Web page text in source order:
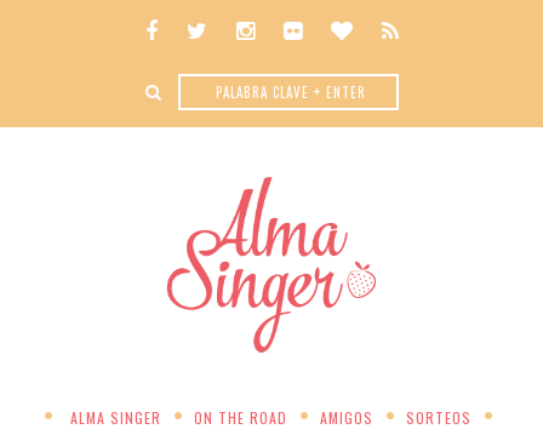
ALMA SINGER ON THE ROAD AMIGOS SORTEOS